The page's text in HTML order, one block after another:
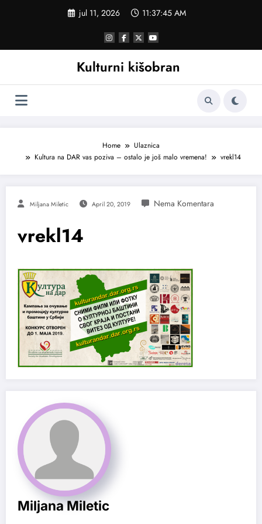
jul 11, 2026 11:37:45 AM
Kulturni kišobran
Home
Ulaznica
Kultura na DAR vas poziva – ostalo je još malo vremena!
vrekl14
Miljana Miletic April 20, 2019
vrekl14
Miljana Miletic